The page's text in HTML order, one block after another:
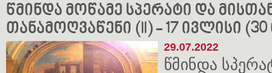
წმინდა მოწამე სპერატი და
თანამოღვაწენი (II) - 17 ივლისი
29.07.2022
წმინდა